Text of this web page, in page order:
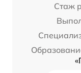
Стаж